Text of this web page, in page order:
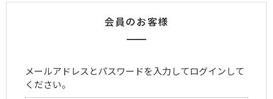
会員のお客様
メールアドレスとパスワードを入力してログインして
ください。